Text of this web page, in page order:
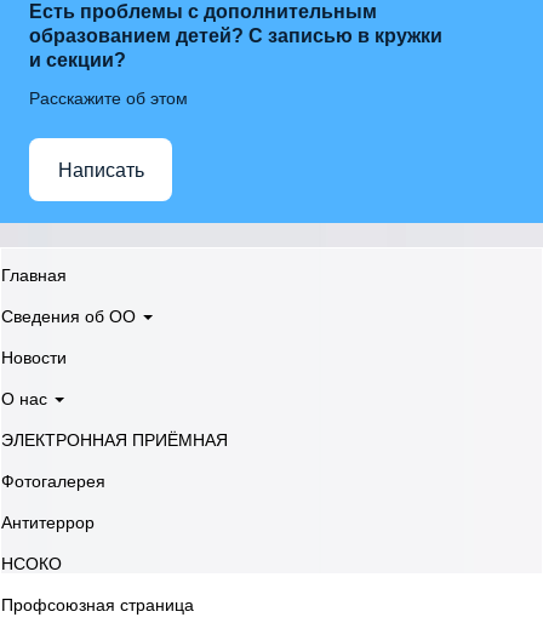
Есть проблемы с дополнительным
образованием детей? С записью в кружки
и секции?
Расскажите об этом
Написать
Главная
Сведения об ОО
Новости
О нас
ЭЛЕКТРОННАЯ ПРИЁМНАЯ
Фотогалерея
Антитеррор
НСОКО
Профсоюзная страница